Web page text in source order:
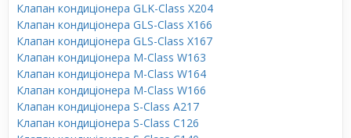
Клапан кондиціонера GLK-Class X204
Клапан кондиціонера GLS-Class X166
Клапан кондиціонера GLS-Class X167
Клапан кондиціонера M-Class W163
Клапан кондиціонера M-Class W164
Клапан кондиціонера M-Class W166
Клапан кондиціонера S-Class A217
Клапан кондиціонера S-Class C126